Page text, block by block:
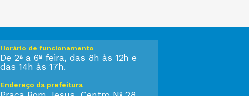
Horário de funcionamento
De 2ª a 6ª feira, das 8h às 12h e
das 14h às 17h.
Endereço da prefeitura